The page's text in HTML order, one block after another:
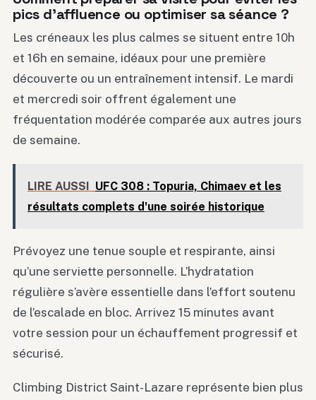
pics d’affluence ou optimiser sa séance ?
Les créneaux les plus calmes se situent entre 10h
et 16h en semaine, idéaux pour une première
découverte ou un entraînement intensif. Le mardi
et mercredi soir offrent également une
fréquentation modérée comparée aux autres jours
de semaine.
LIRE AUSSI UFC 308 : Topuria, Chimaev et les
résultats complets d'une soirée historique
Prévoyez une tenue souple et respirante, ainsi
qu’une serviette personnelle. L’hydratation
régulière s’avère essentielle dans l’effort soutenu
de l’escalade en bloc. Arrivez 15 minutes avant
votre session pour un échauffement progressif et
sécurisé.
Climbing District Saint-Lazare représente bien plus